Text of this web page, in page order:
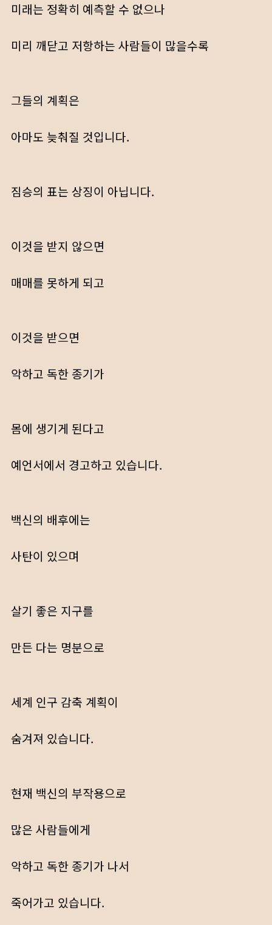
미래는 정확히 예측할 수 없으나
미리 깨닫고 저항하는 사람들이 많을수록
그들의 계획은
아마도 늦춰질 것입니다.
짐승의 표는 상징이 아닙니다.
이것을 받지 않으면
매매를 못하게 되고
이것을 받으면
악하고 독한 종기가
몸에 생기게 된다고
예언서에서 경고하고 있습니다.
백신의 배후에는
사탄이 있으며
살기 좋은 지구를
만든 다는 명분으로
세계 인구 감축 계획이
숨겨져 있습니다.
현재 백신의 부작용으로
많은 사람들에게
악하고 독한 종기가 나서
죽어가고 있습니다.